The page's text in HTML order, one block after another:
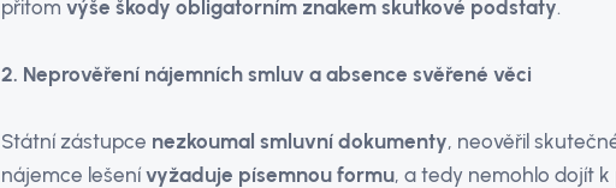
přitom výše škody obligatorním znakem skutkové podstaty.
2. Neprověření nájemních smluv a absence svěřené věci
Státní zástupce nezkoumal smluvní dokumenty, neověřil
nájemce lešenívyžaduje písemnou formu, a tedy nemohlo dojít k